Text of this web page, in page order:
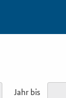
Jahr bis